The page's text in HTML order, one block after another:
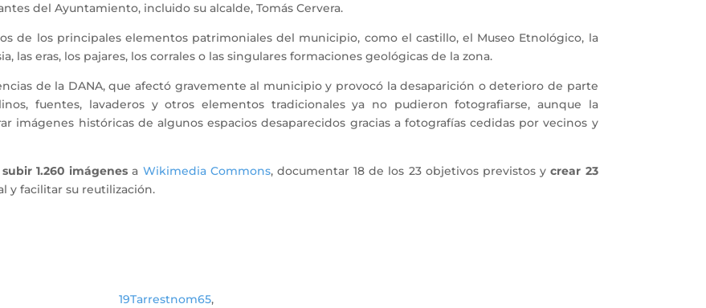
del Ayuntamiento, incluido su alcalde, Tomás Cervera.
de los principales elementos patrimoniales del municipio, como el castillo, el Museo Etnológico, la
las eras, los pajares, los corrales o las singulares formaciones geológicas de la zona.
de la DANA, que afectó gravemente al municipio y provocó la desaparición o deterioro de parte
fuentes, lavaderos y otros elementos tradicionales ya no pudieron fotografiarse, aunque la
imágenes históricas de algunos espacios desaparecidos gracias a fotografías cedidas por vecinos y
subir 1.260 imágenes a Wikimedia Commons, documentar 18 de los 23 objetivos previstos ycrear 23
y facilitar su reutilización.
19Tarrestnom65,